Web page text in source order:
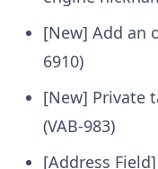
[New] Add an
6910)
[New] Private
(VAB-983)
[Address